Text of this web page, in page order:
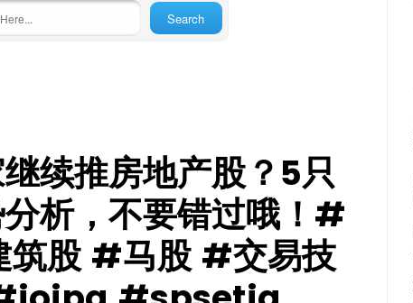
续推房地产股？5只
析，不要错过哦！#
筑股 #马股 #交易技